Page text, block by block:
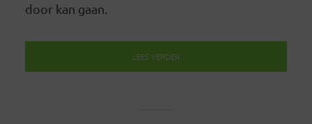
door kan gaan.
LEES VERDER